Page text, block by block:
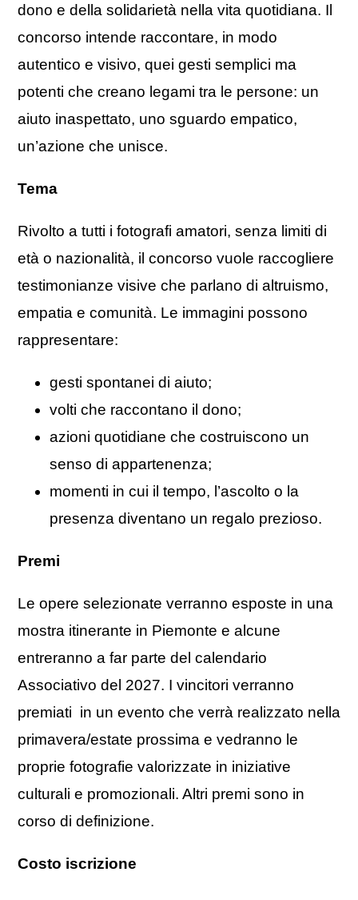
dono e della solidarietà nella vita quotidiana. Il
concorso intende raccontare, in modo
autentico e visivo, quei gesti semplici ma
potenti che creano legami tra le persone: un
aiuto inaspettato, uno sguardo empatico,
un’azione che unisce.
Tema
Rivolto a tutti i fotografi amatori, senza limiti di
età o nazionalità, il concorso vuole raccogliere
testimonianze visive che parlano di altruismo,
empatia e comunità. Le immagini possono
rappresentare:
gesti spontanei di aiuto;
volti che raccontano il dono;
azioni quotidiane che costruiscono un
senso di appartenenza;
momenti in cui il tempo, l’ascolto o la
presenza diventano un regalo prezioso.
Premi
Le opere selezionate verranno esposte in una
mostra itinerante in Piemonte e alcune
entreranno a far parte del calendario
Associativo del 2027. I vincitori verranno
premiati in un evento che verrà realizzato nella
primavera/estate prossima e vedranno le
proprie fotografie valorizzate in iniziative
culturali e promozionali. Altri premi sono in
corso di definizione.
Costo iscrizione